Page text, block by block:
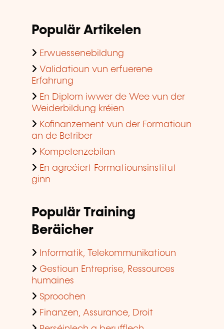
Populär Artikelen
Erwuessenebildung
Validatioun vun erfuerene
Erfahrung
En Diplom iwwer de Wee vun der
Weiderbildung kréien
Kofinanzement vun der Formatioun
an de Betriber
Kompetenzebilan
En agreéiert Formatiounsinstitut
ginn
Populär Training
Beräicher
Informatik, Telekommunikatioun
Gestioun Entreprise, Ressources
humaines
Sproochen
Finanzen, Assurance, Droit